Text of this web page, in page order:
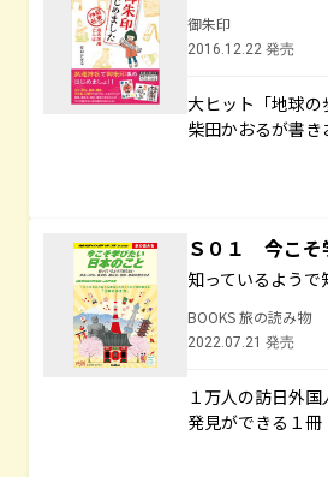
御朱印
2016.12.22 発売
大ヒット「地球
柴田かおるが書き
Ｓ０１ 今こそ
知っているよう
BOOKS 旅の読み物
2022.07.21 発売
１万人の訪日外
発見ができる１冊